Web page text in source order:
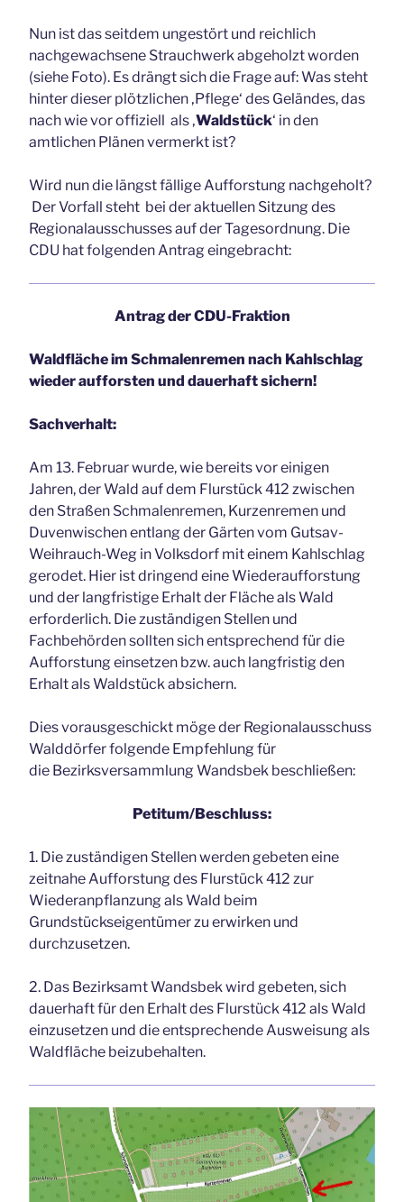
Nun ist das seitdem ungestört und reichlich
nachgewachsene Strauchwerk abgeholzt worden
(siehe Foto). Es drängt sich die Frage auf:Was steht
hinter dieser plötzlichen ‚Pflege‘ des Geländes, das
nach wie vor offiziell als ‚Waldstück‘ in den
amtlichen Plänen vermerkt ist?
Wird nun die längst fällige Aufforstung nachgeholt?
Der Vorfall steht bei der aktuellen Sitzung des
Regionalausschusses auf der Tagesordnung. Die
CDU hat folgenden Antrag eingebracht:
Antrag der CDU-Fraktion
Waldfläche im Schmalenremen nach Kahlschlag
wieder aufforsten und dauerhaftsichern!
Sachverhalt:
Am 13. Februar wurde, wie bereits vor einigen
Jahren, der Wald auf dem Flurstück 412 zwischen
den Straßen Schmalenremen, Kurzenremen und
Duvenwischen entlang der Gärten vom Gutsav-
Weihrauch-Weg in Volksdorf mit einem Kahlschlag
gerodet. Hier ist dringend eine Wiederaufforstung
und der langfristige Erhalt der Fläche als Wald
erforderlich. Die zuständigen Stellen und
Fachbehörden sollten sich entsprechend für die
Aufforstung einsetzen bzw. auch langfristig den
Erhalt als Waldstück absichern.
Dies vorausgeschickt möge der Regionalausschuss
Walddörfer folgende Empfehlung für
die Bezirksversammlung Wandsbek beschließen:
Petitum/Beschluss:
1. Die zuständigen Stellen werden gebeten eine
zeitnahe Aufforstung des Flurstück 412 zur
Wiederanpflanzung als Wald beim
Grundstückseigentümer zu erwirken und
durchzusetzen.
2. Das Bezirksamt Wandsbek wird gebeten, sich
dauerhaft für den Erhalt des Flurstück 412 als Wald
einzusetzen und die entsprechende Ausweisung als
Waldfläche beizubehalten.